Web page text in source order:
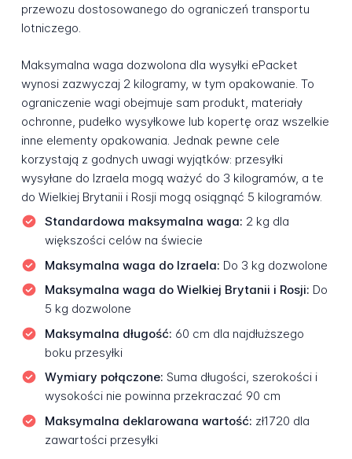
przewozu dostosowanego do ograniczeń transportu
lotniczego.
Maksymalna waga dozwolona dla wysyłki ePacket
wynosi zazwyczaj 2 kilogramy, w tym opakowanie. To
ograniczenie wagi obejmuje sam produkt, materiały
ochronne, pudełko wysyłkowe lub kopertę oraz wszelkie
inne elementy opakowania. Jednak pewne cele
korzystają z godnych uwagi wyjątków: przesyłki
wysyłane do Izraela mogą ważyć do 3 kilogramów, a te
do Wielkiej Brytanii i Rosji mogą osiągnąć 5 kilogramów.
Standardowa maksymalna waga: 2 kg dla
większości celów na świecie
Maksymalna waga do Izraela: Do 3 kg dozwolone
Maksymalna waga do Wielkiej Brytanii i Rosji: Do
5 kg dozwolone
Maksymalna długość: 60 cm dla najdłuższego
boku przesyłki
Wymiary połączone: Suma długości, szerokości i
wysokości nie powinna przekraczać 90 cm
Maksymalna deklarowana wartość: zł1720 dla
zawartości przesyłki